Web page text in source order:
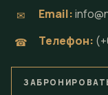
ЛИНКТРИ ЛОФТ
КОНТАКТЫ